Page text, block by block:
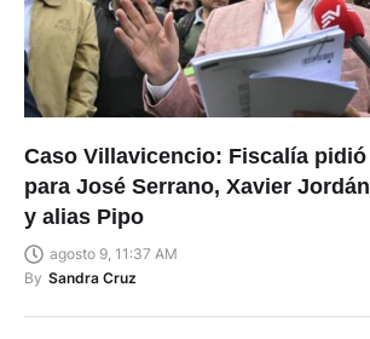
Caso Villavicencio: Fiscalía
para José Serrano, Xavier
y alias Pipo
agosto 9, 11:37 AM
By Sandra Cruz